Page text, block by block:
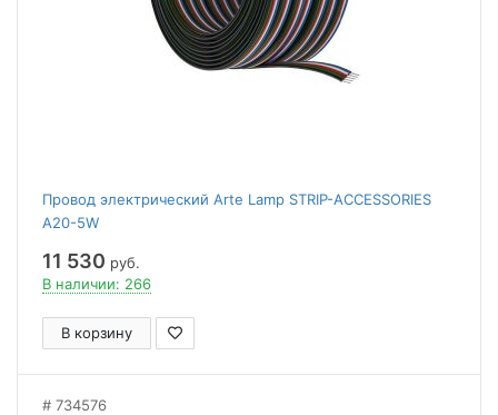
Провод электрический Arte Lamp STRIP-ACCESSORIES
A20-5W
11 530 руб.
В наличии: 266
В корзину
734576